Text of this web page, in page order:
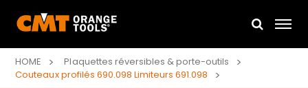
HOME
Plaquettes réversibles & porte-outils
Couteaux profilés 690.098 Limiteurs 691.098